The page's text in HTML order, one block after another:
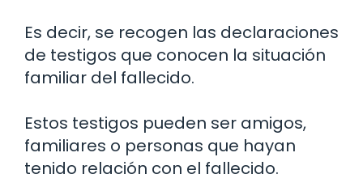
Es decir, se recogen las declaraciones
de testigos que conocen la situación
familiar del fallecido.
Estos testigos pueden ser amigos,
familiares o personas que hayan
tenido relación con el fallecido.